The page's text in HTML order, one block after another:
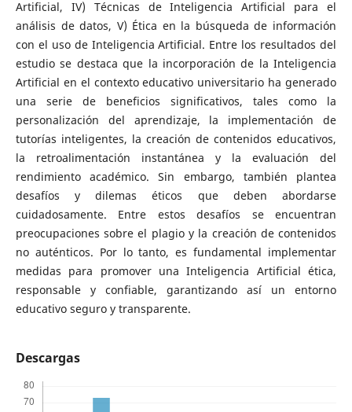
Artificial, IV) Técnicas de Inteligencia Artificial para el
análisis de datos, V) Ética en la búsqueda de información
con el uso de Inteligencia Artificial. Entre los resultados del
estudio se destaca que la incorporación de la Inteligencia
Artificial en el contexto educativo universitario ha generado
una serie de beneficios significativos, tales como la
personalización del aprendizaje, la implementación de
tutorías inteligentes, la creación de contenidos educativos,
la retroalimentación instantánea y la evaluación del
rendimiento académico. Sin embargo, también plantea
desafíos y dilemas éticos que deben abordarse
cuidadosamente. Entre estos desafíos se encuentran
preocupaciones sobre el plagio y la creación de contenidos
no auténticos. Por lo tanto, es fundamental implementar
medidas para promover una Inteligencia Artificial ética,
responsable y confiable, garantizando así un entorno
educativo seguro y transparente.
Descargas